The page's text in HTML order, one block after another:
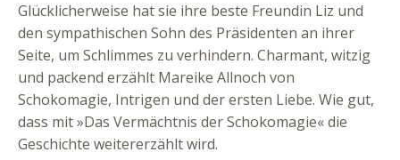
Glücklicherweise hat sie ihre beste Freundin Liz und
den sympathischen Sohn des Präsidenten an ihrer
Seite, um Schlimmes zu verhindern. Charmant, witzig
und packend erzählt Mareike Allnoch von
Schokomagie, Intrigen und der ersten Liebe. Wie gut,
dass mit »Das Vermächtnis der Schokomagie« die
Geschichte weitererzählt wird.